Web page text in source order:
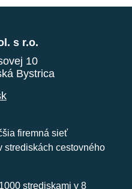
s r.o.
10
Bystrica
firemná sieť
strediskách cestovného
strediskami v 8